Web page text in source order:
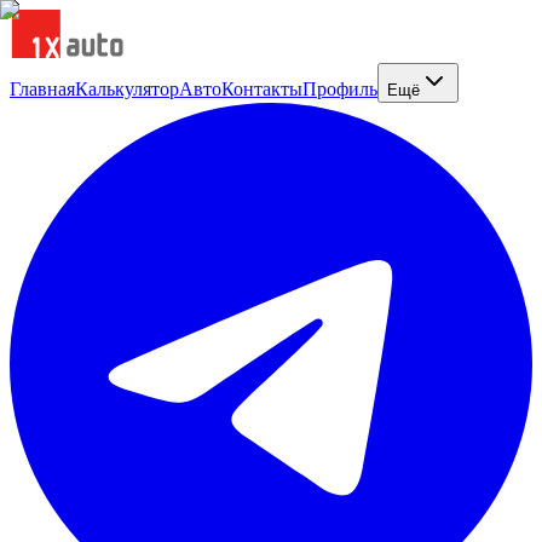
ГлавнаяКалькуляторАвтоКонтактыПрофиль Ещё